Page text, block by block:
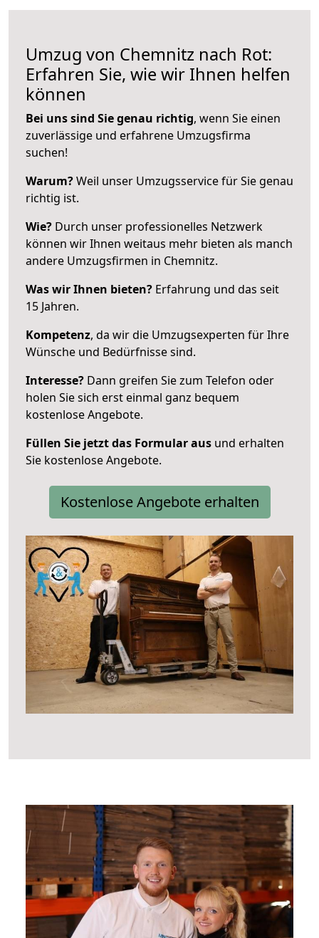
Umzug von Chemnitz nach Rot:
Erfahren Sie, wie wir Ihnen helfen
können
Bei uns sind Sie genau richtig, wenn Sie einen
zuverlässige und erfahrene Umzugsfirma
suchen!
Warum?Weil unser Umzugsservice für Sie genau
richtig ist.
Wie? Durch unser professionelles Netzwerk
können wir Ihnen weitaus mehr bieten als manch
andere Umzugsfirmen in Chemnitz.
Was wir Ihnen bieten? Erfahrung und das seit
15 Jahren.
Kompetenz, da wir die Umzugsexperten für Ihre
Wünsche und Bedürfnisse sind.
Interesse? Dann greifen Sie zum Telefon oder
holen Sie sich erst einmal ganz bequem
kostenlose Angebote.
Füllen Sie jetzt das Formular aus und erhalten
Sie kostenlose Angebote.
Kostenlose Angebote erhalten